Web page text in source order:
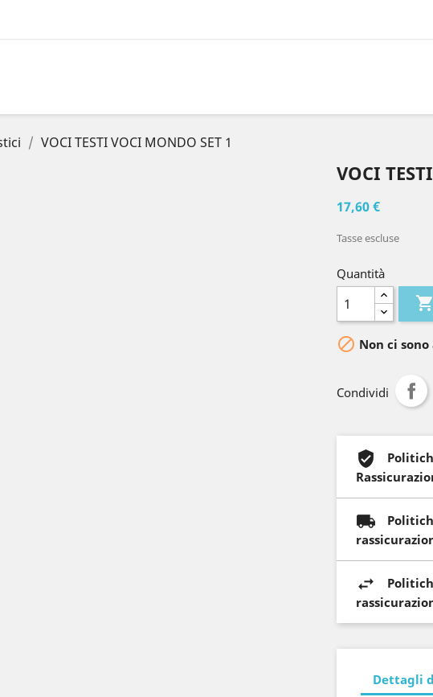
VOCI TESTI VOCI MONDO SET 1
VOCI
17,60 €
Tasse escluse
Quantità

 Non ci
Condividi
Dettagli